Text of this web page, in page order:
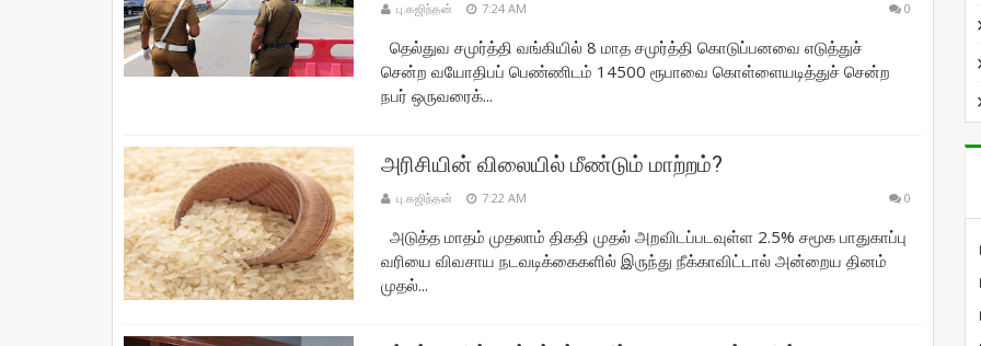
பு.கஜிந்தன் 7:24 AM 0
தெல்துவ சமுர்த்தி வங்கியில் 8 மாத சமுர்த்தி கொடுப்பனவை எடுத்துச்
சென்ற வயோதிபப் பெண்ணிடம் 14500 ரூபாவை கொள்ளையடித்துச் சென்ற
நபர் ஒருவரைக்...
அரிசியின் விலையில் மீண்டும் மாற்றம்?
பு.கஜிந்தன் 7:22 AM 0
அடுத்த மாதம் முதலாம் திகதி முதல் அறவிடப்படவுள்ள 2.5% சமூக பாதுகாப்பு
வரியை விவசாய நடவடிக்கைகளில் இருந்து நீக்காவிட்டால் அன்றைய தினம்
முதல்...